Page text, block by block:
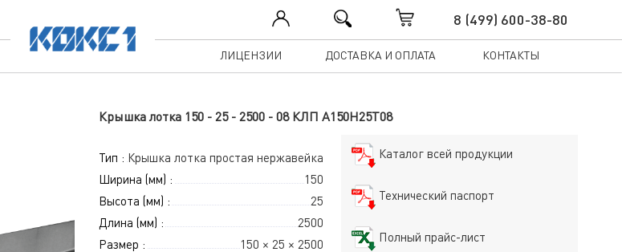
8 (499) 600-38-80
КОНТАКТЫ
ДОСТАВКА И ОПЛАТА
ЛИЦЕНЗИИ
Крышка лотка 150 - 25 - 2500 - 08 КЛП А150Н25Т08
Тип : Крышка лотка простая нержавейка
Ширина (мм) :
150
Высота (мм) :
25
Длина (мм) :
2500
Размер :
150 × 25 × 2500
Каталог всей продукции
Технический паспорт
Полный прайс-лист